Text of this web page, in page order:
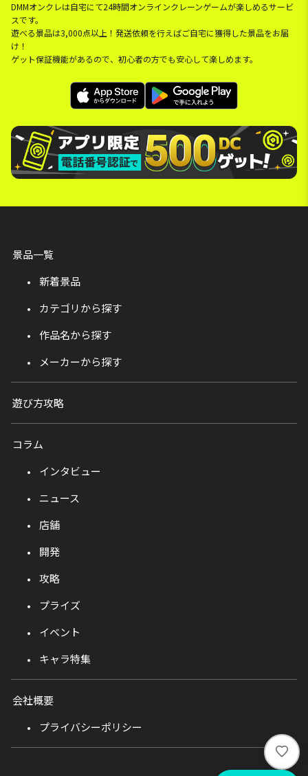
DMMオンクレは自宅にて24時間オンラインクレーンゲームが楽しめるサービ
スです。
遊べる景品は3,000点以上！発送依頼を行えばご自宅に獲得した景品をお届
け！
ゲット保証機能があるので、初心者の方でも安心して楽しめます。
い
い
景品一覧
新着景品
カテゴリから探す
作品名から探す
メーカーから探す
遊び方攻略
コラム
インタビュー
ニュース
店舗
開発
攻略
プライズ
イベント
キャラ特集
会社概要
プライバシーポリシー